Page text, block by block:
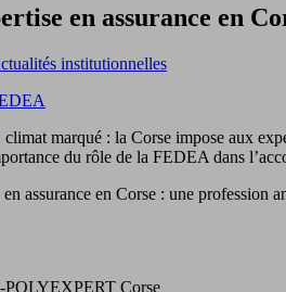
en assurance en
institutionnelles
marqué : la Corse impose aux
du rôle de la FEDEA dans
Corse